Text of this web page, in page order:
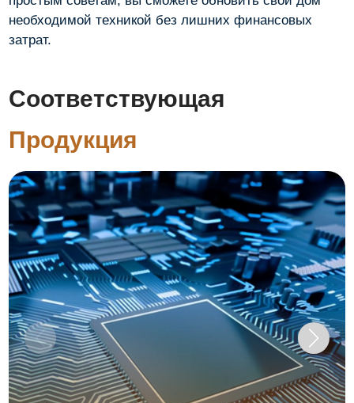
необходимой техникой без лишних финансовых
затрат.
Соответствующая
Продукция